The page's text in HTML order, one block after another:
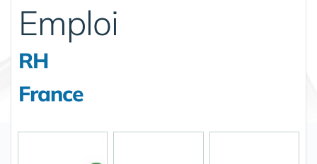
Emploi
RH
France